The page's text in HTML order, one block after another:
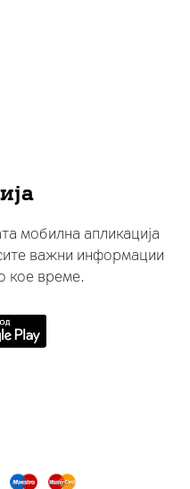
мобилна апликација
важни информации
кое време.